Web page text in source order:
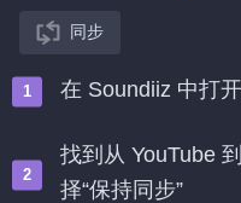
同步
在 Soundiiz 中打
找到从 YouTube
择“保持同步”